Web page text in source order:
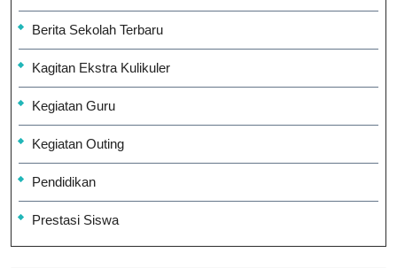
Berita Sekolah Terbaru
Kagitan Ekstra Kulikuler
Kegiatan Guru
Kegiatan Outing
Pendidikan
Prestasi Siswa